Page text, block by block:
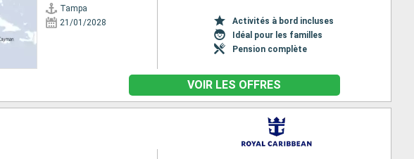
Tampa
21/01/2028
Activités à bord incluses
Idéal pour les familles
Pension complète
VOIR LES OFFRES